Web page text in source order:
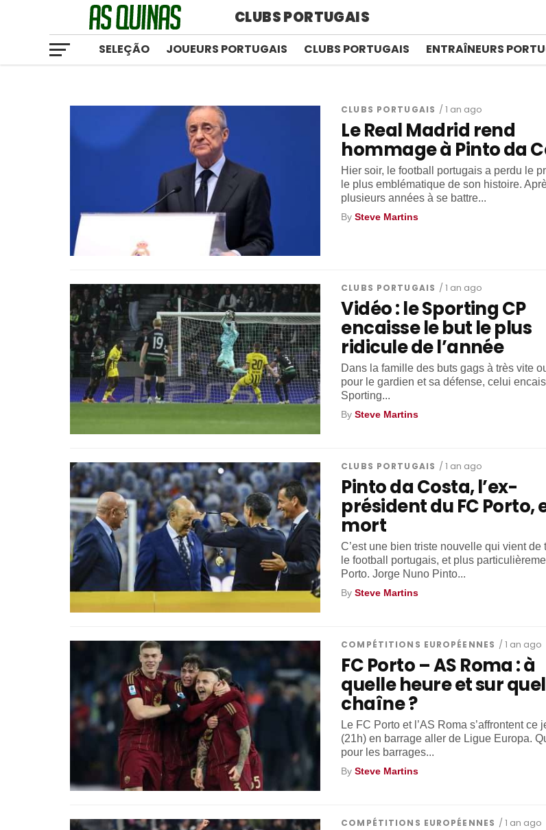
CLUBS PORTUGAIS
SELEÇÃO JOUEURS PORTUGAIS CLUBS PORTUGAIS ENTRAÎNEURS
CLUBS PORTUGAIS / 1 an ago
Le Real Madrid rend
hommage à Pinto da
Hier soir, le football portugais a perdu le
le plus emblématique de son histoire.
plusieurs années à se battre...
BySteve Martins
CLUBS PORTUGAIS / 1 an ago
Vidéo : le Sporting CP
encaisse le but le plus
ridicule de l’année
Dans la famille des buts gags à très vite
pour le gardien et sa défense, celui
Sporting...
BySteve Martins
CLUBS PORTUGAIS / 1 an ago
Pinto da Costa, l’ex-
président du FC Porto,
mort
C’est une bien triste nouvelle qui vient de
le football portugais, et plus
Porto. Jorge Nuno Pinto...
BySteve Martins
COMPÉTITIONS EUROPÉENNES / 1 an ago
FC Porto – AS Roma : à
quelle heure et sur
chaîne ?
Le FC Porto et l’AS Roma s’affrontent ce
(21h) en barrage aller de Ligue Europa.
pour les barrages...
BySteve Martins
COMPÉTITIONS EUROPÉENNES / 1 an ago